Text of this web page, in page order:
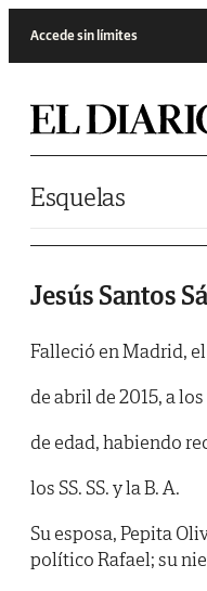
Accede sin límites
Esquelas
Jesús Santos
Falleció en Madrid,
de abril de 2015, a
de edad, habiendo
los SS. SS. y la B. A.
Su esposa, Pepita
político Rafael; su